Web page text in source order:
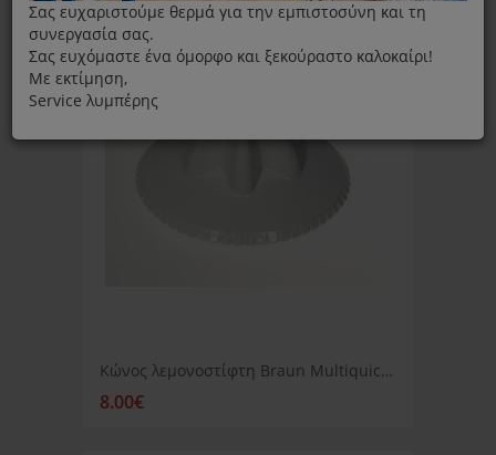
Κώνος λεμονοστίφτη Braun Multiquick 5
8.00€
Σας ευχαριστούμε θερμά για την εμπιστοσύνη και τη
συνεργασία σας.
Σας ευχόμαστε ένα όμορφο και ξεκούραστο καλοκαίρι!
Με εκτίμηση,
Service λυμπέρης